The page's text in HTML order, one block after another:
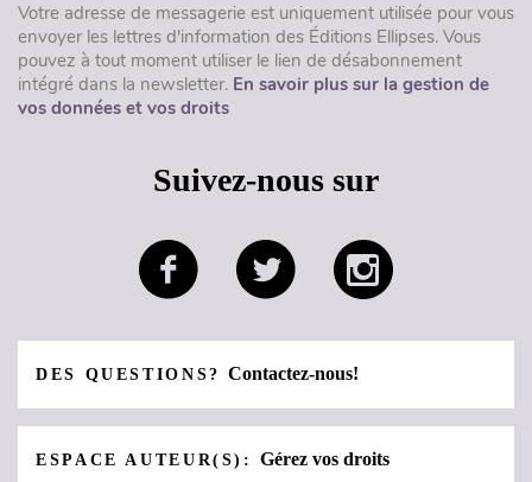
Votre adresse de messagerie est uniquement utilisée pour vous
envoyer les lettres d'information des Éditions Ellipses. Vous
pouvez à tout moment utiliser le lien de désabonnement
intégré dans la newsletter. En savoir plus sur la gestion de
vos données et vos droits
Suivez-nous sur
DES QUESTIONS?Contactez-nous!
ESPACE AUTEUR(S):Gérez vos droits